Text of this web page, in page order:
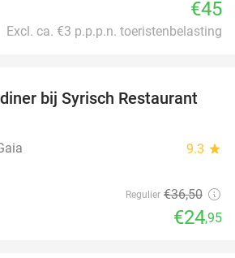
€45
Excl. ca. €3 p.p.p.n. toeristenbelasting
32%
bij Syrisch Restaurant
9.3 star
Regulier €36,50
€24,95